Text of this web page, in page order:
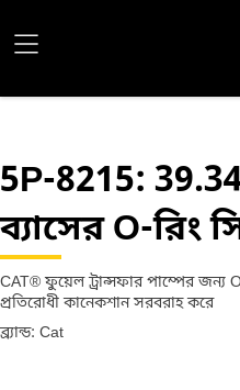
5P-8215:
ব্যাসের O-রিং
CAT® ফুয়েল ট্রান্সফার পাম্পের জন্য
প্রতিরোধী কানেকশান সরবরাহ করে
ব্র্যান্ড: Cat